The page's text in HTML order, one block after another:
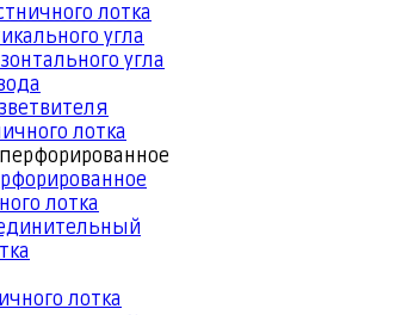
лотка
угла
угла
лотка
лотка
лотка